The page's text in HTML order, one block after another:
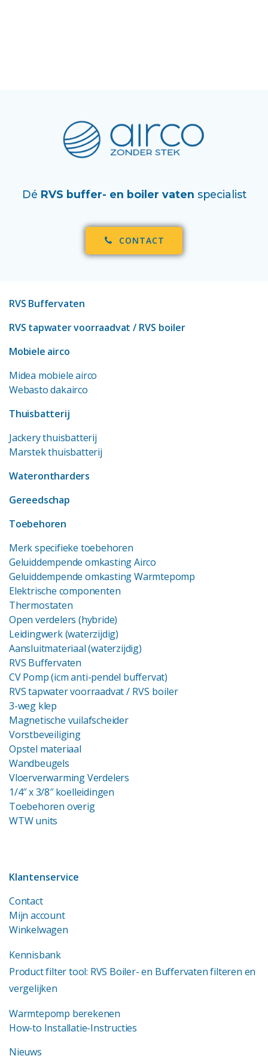
Dé RVS buffer- en boiler vaten specialist
CONTACT
RVS Buffervaten
RVS tapwater voorraadvat / RVS boiler
Mobiele airco
Midea mobiele airco
Webasto dakairco
Thuisbatterij
Jackery thuisbatterij
Marstek thuisbatterij
Waterontharders
Gereedschap
Toebehoren
Merk specifieke toebehoren
Geluiddempende omkasting Airco
Geluiddempende omkasting Warmtepomp
Elektrische componenten
Thermostaten
Open verdelers (hybride)
Leidingwerk (waterzijdig)
Aansluitmateriaal (waterzijdig)
RVS Buffervaten
CV Pomp (icm anti-pendel buffervat)
RVS tapwater voorraadvat/ RVS boiler
3-weg klep
Magnetische vuilafscheider
Vorstbeveiliging
Opstel materiaal
Wandbeugels
Vloerverwarming Verdelers
1/4″ x 3/8″ koelleidingen
Toebehoren overig
WTW units
Klantenservice
Contact
Mijn account
Winkelwagen
Kennisbank
Product filter tool: RVS Boiler- en Buffervaten filteren en
vergelijken
Warmtepomp berekenen
How-to Installatie-Instructies
Nieuws